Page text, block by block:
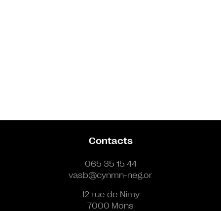
Contacts
065 35 15 44
vasb@cynmn-neg.or
12 rue de Nimy
7000 Mons